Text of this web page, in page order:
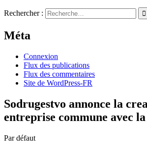
Rechercher :
Méta
Connexion
Flux des publications
Flux des commentaires
Site de WordPress-FR
Sodrugestvo annonce la
entreprise commune avec
Par défaut